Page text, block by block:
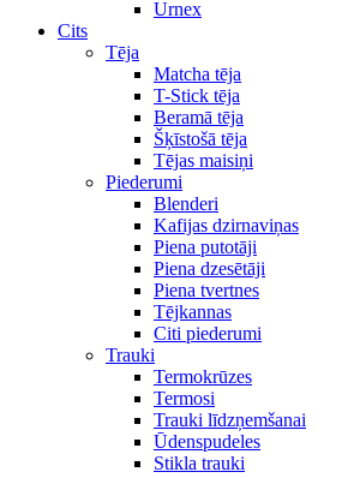
Urnex
Cits
Tēja
Matcha tēja
T-Stick tēja
Beramā tēja
Šķīstošā tēja
Tējas maisiņi
Piederumi
Blenderi
Kafijas dzirnaviņas
Piena putotāji
Piena dzesētāji
Piena tvertnes
Tējkannas
Citi piederumi
Trauki
Termokrūzes
Termosi
Trauki līdzņemšanai
Ūdenspudeles
Stikla trauki